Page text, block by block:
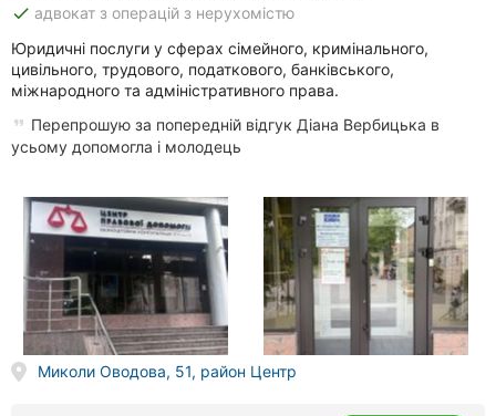
Дніпро
Львів
Кривий
Ріг
Херсон
Полтава
Чернігів
Черкаси
done адвокат з операцій з нерухомістю
Юридичні послуги у сферах сімейного, кримінального,
цивільного, трудового, податкового, банківського,
міжнародного та адміністративного права.
Перепрошую за попередній відгук Діана Вербицька в
усьому допомогла і молодець
Миколи Оводова, 51, район Центр